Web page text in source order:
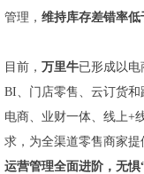
管理， 维持库存差错率低
目前， 万里牛已形成以电
BI、门店零售、云订货
电商、业财一体、线上+
求，为全渠道零售商家提
运营管理全面进阶， 无惧